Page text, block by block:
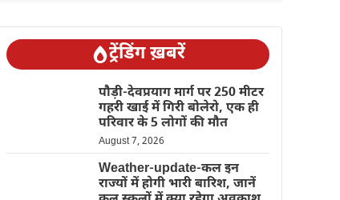
ट्रेंडिंग ख़बरें
पौड़ी-देवप्रयाग मार्ग पर 250 मीटर
गहरी खाई में गिरी बोलेरो, एक ही
परिवार के 5 लोगों की मौत
August 7, 2026
Weather-update-कल इन
राज्यों में होगी भारी बारिश, जानें